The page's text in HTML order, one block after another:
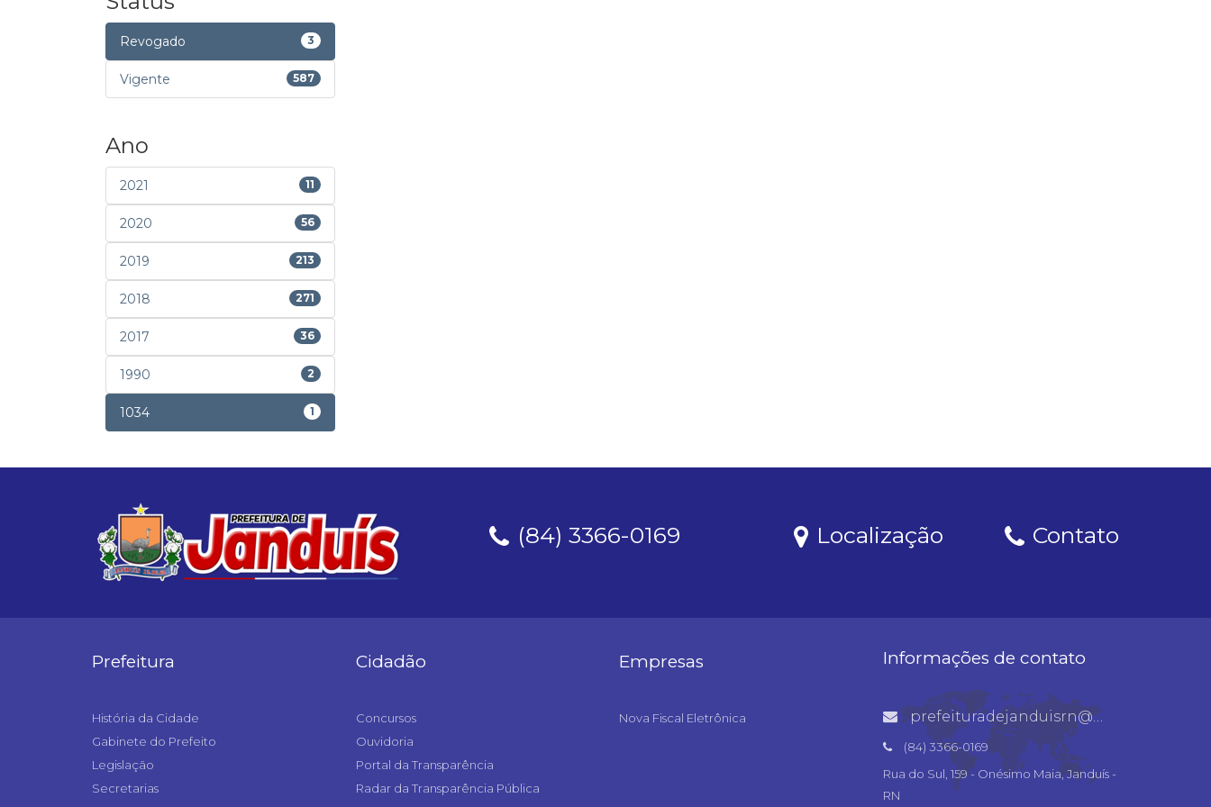
Revogado 3
Vigente 587
Ano
2021 11
2020 56
2019 213
2018 271
2017 36
1990 2
1034 1
(84) 3366-0169 Localização Contato
Prefeitura
História da Cidade
Gabinete do Prefeito
Legislação
Secretarias
Cidadão
Concursos
Ouvidoria
Portal da Transparência
Radar da Transparência Pública
Empresas
Nova Fiscal Eletrônica
Informações de contato
prefeituradejanduisrn@gmail.com
(84) 3366-0169
Rua do Sul, 159 - Onésimo Maia, Janduís -
RN